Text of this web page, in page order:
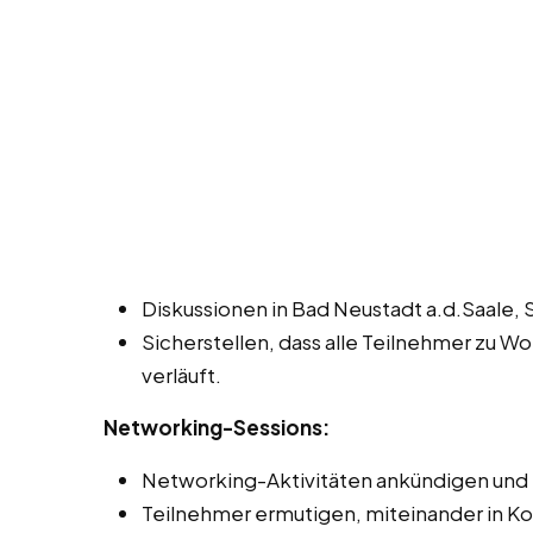
Diskussionen in Bad Neustadt
Sicherstellen, dass alle Teilnehmer zu
verläuft.
Networking-Sessions:
Networking-Aktivitäten ankündigen
Teilnehmer ermutigen, miteinander in